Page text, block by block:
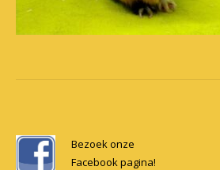
navigation
Bezoek onze
Facebook pagina!